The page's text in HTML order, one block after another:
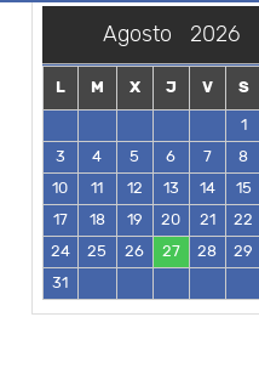
Agosto 2026
L M X J V S
1
3
4 5 6 7 8
10
11 12 13 14 15
17
18 19 20 21 22
24
25 26 27 28 29
31